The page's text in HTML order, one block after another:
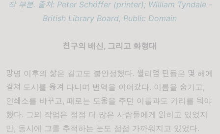
작 부분. 출처: Peter Schöffer (printer); William Tyndale -
British Library Board, Public Domain
친구의 배신, 그리고 화형대
망명 이후의 삶은 길고도 불안정했다. 윌리엄 틴들은 몇 해에
걸쳐 도시를 옮겨 다니며 번역을 이어갔다. 이름을 숨기고,
인쇄소를 바꾸고, 때로는 도움을 주던 이들과도 거리를 둬야
했다. 그의 작업은 점점 더 많은 사람들에게 읽히고 있었지
만, 동시에 그를 추적하는 눈도 점점 가까워지고 있었다.